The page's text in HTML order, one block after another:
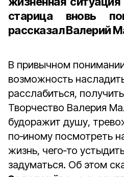
старица вновь
рассказал Валерий
В привычном
возможность
расслабиться,
Творчество Валерия
будоражит душу,
по‑иному посмотреть
жизнь, чего‑то
задуматься. Об этом